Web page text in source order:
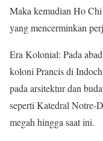
Maka kemudian Ho
yang mencerminkan
Era Kolonial: Pada
koloni Prancis di
pada arsitektur dan
seperti Katedral Notre-
megah hingga saat ini.